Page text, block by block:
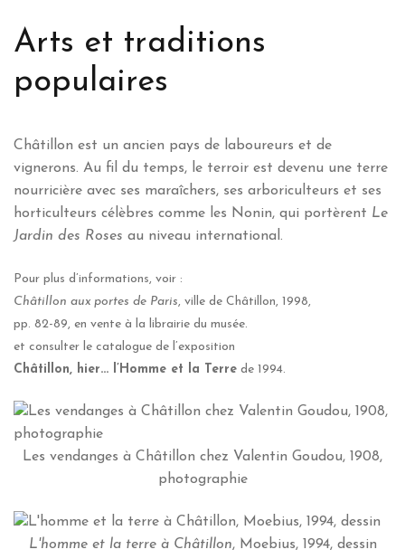
Arts et traditions
populaires
Châtillon est un ancien pays de laboureurs et de
vignerons. Au fil du temps, le terroir est devenu une terre
nourricière avec ses maraîchers, ses arboriculteurs et ses
horticulteurs célèbres comme les Nonin, qui portèrent Le
Jardin des Roses au niveau international.
Pour plus d’informations, voir :
Châtillon aux portes de Paris, ville de Châtillon, 1998,
pp. 82-89, en vente à la librairie du musée.
et consulter le catalogue de l’exposition
Châtillon, hier… l’Homme et la Terre de 1994.
Les vendanges à Châtillon chez Valentin Goudou, 1908,
photographie
L'homme et la terre à Châtillon, Moebius, 1994, dessin